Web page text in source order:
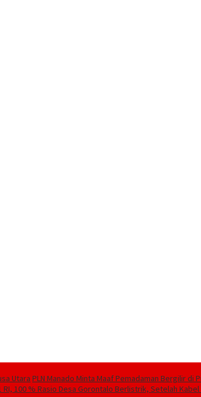
Utara PLN Manado Minta Maaf Pemadaman Bergilir di
RI, 100 % Rasio Desa Gorontalo Berlistrik, Setelah